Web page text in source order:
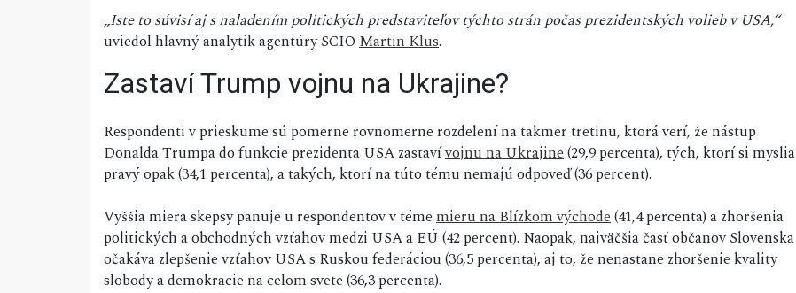
„Iste to súvisí aj s naladením politických predstaviteľov týchto strán počas prezidentských volieb v USA,“
uviedol hlavný analytik agentúry SCIOMartin Klus.
Zastaví Trump vojnu na Ukrajine?
Respondenti v prieskume sú pomerne rovnomerne rozdelení na takmer tretinu, ktorá verí, že nástup
Donalda Trumpa do funkcie prezidenta USA zastavívojnu na Ukrajine(29,9 percenta), tých, ktorí si myslia
pravý opak (34,1 percenta), a takých, ktorí na túto tému nemajú odpoveď (36 percent).
Vyššia miera skepsy panuje u respondentov v témemieru na Blízkom východe(41,4 percenta) a zhoršenia
politických a obchodných vzťahov medzi USA a EÚ (42 percent). Naopak, najväčšia časť občanov Slovenska
očakáva zlepšenie vzťahov USA s Ruskou federáciou (36,5 percenta), aj to, že nenastane zhoršenie kvality
slobody a demokracie na celom svete (36,3 percenta).